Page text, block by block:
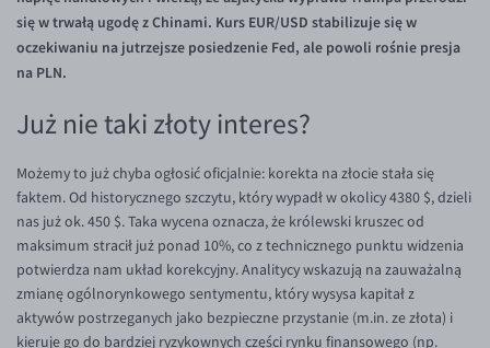
Inne pary walutowe
AUD/PLN
CAD/PLN
HKD/PLN
HUF/PLN
ILS/PLN
JPY/PLN
NZD/PLN
Aplikacja mobilna
Bezpieczeństwo
Pomoc
Konto i opłaty
Wymiana walut
Banki i przelewy
Przelewy zagraniczne
Słowniczek
Poradnik
KONTAKT
Dla mediów
się w trwałą ugodę z Chinami. Kurs EUR/USD stabilizuje się w
oczekiwaniu na jutrzejsze posiedzenie Fed, ale powoli rośnie presja
na PLN.
Już nie taki złoty interes?
Możemy to już chyba ogłosić oficjalnie: korekta na złocie stała się
faktem. Od historycznego szczytu, który wypadł w okolicy 4380 $, dzieli
nas już ok. 450 $. Taka wycena oznacza, że królewski kruszec od
maksimum stracił już ponad 10%, co z technicznego punktu widzenia
potwierdza nam układ korekcyjny. Analitycy wskazują na zauważalną
zmianę ogólnorynkowego sentymentu, który wysysa kapitał z
aktywów postrzeganych jako bezpieczne przystanie (m.in. ze złota) i
kieruje go do bardziej ryzykownych części rynku finansowego (np.